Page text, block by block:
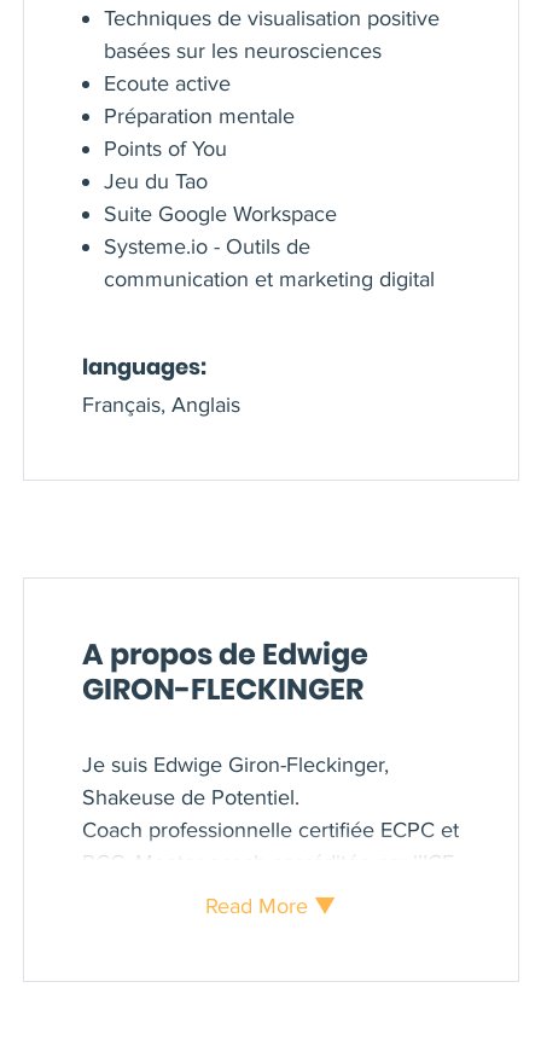
Techniques de visualisation positive
basées sur les neurosciences
Ecoute active
Préparation mentale
Points of You
Jeu du Tao
Suite Google Workspace
Systeme.io - Outils de
communication et marketing digital
languages:
Français, Anglais
A propos de Edwige
GIRON-FLECKINGER
Je suis Edwige Giron-Fleckinger,
Shakeuse de Potentiel.
Coach professionnelle certifiée ECPC et
PCC, Mentor coach accréditée par l’ICF,
et Formatrice en coaching ericksonien,
Read More ▼